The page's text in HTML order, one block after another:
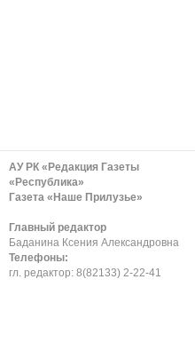
АУ РК «Редакция Газеты
«Республика»
Газета «Наше Прилузье»
Главный редактор
Баданина Ксения Александровна
Телефоны:
гл. редактор: 8(82133) 2-22-41